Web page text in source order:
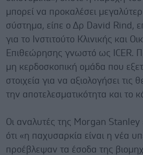
μπορεί να προκαλέσει
σύστημα, είπε ο Δρ David Rind,
για το Ινστιτούτο Κλινικής και
Επιθεώρησης γνωστό ως ICER.
μη κερδοσκοπική ομάδα που
στοιχεία για να αξιολογήσει τις
την αποτελεσματικότητα και το
Οι αναλυτές της Morgan
ότι «η παχυσαρκία είναι η νέα
προέβλεψαν τα έσοδα της